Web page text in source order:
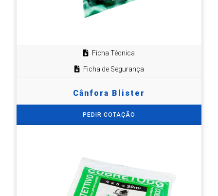
Ficha Técnica
Ficha de Segurança
Cânfora Blister
PEDIR COTAÇÃO